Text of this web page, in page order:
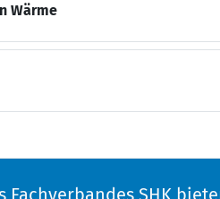
Wärme
Fachverbandes SHK